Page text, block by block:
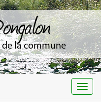
de la commune